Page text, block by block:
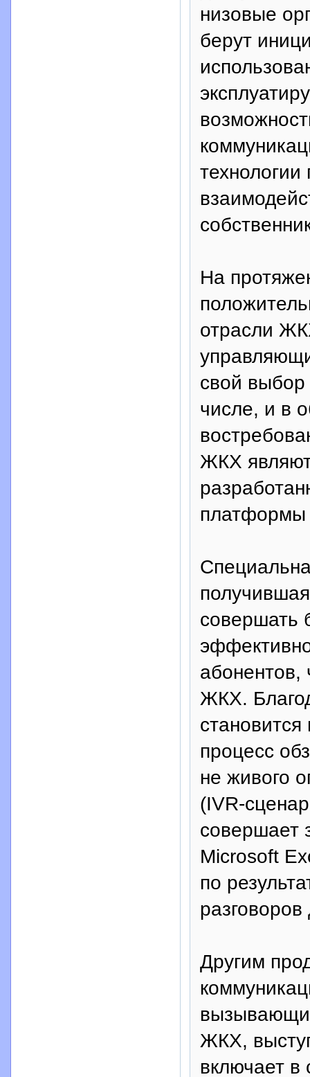
низовые
берут
На
отрасли
свой
числе, и в
ЖКХ
платформы
совершать
абонентов,
ЖКХ.
процесс
не живого
(IVR-
совершает
Microsoft
по
разговоров
Другим
ЖКХ,
включает в